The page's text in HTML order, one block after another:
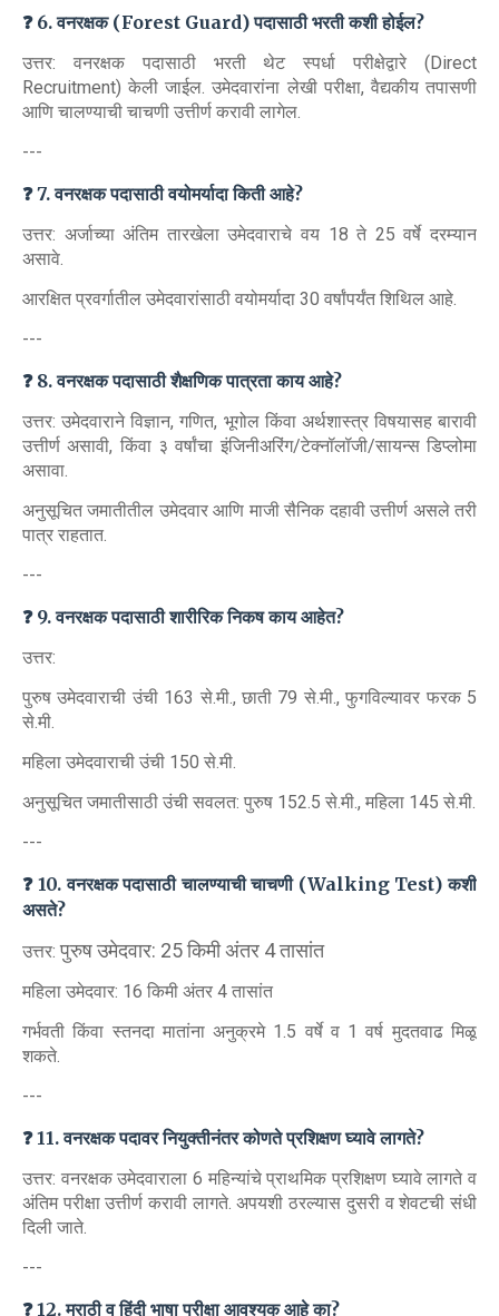
❓ 6. वनरक्षक (Forest Guard) पदासाठी भरती कशी होईल?
उत्तर: वनरक्षक पदासाठी भरती थेट स्पर्धा परीक्षेद्वारे (Direct
Recruitment) केली जाईल. उमेदवारांना लेखी परीक्षा, वैद्यकीय तपासणी
आणि चालण्याची चाचणी उत्तीर्ण करावी लागेल.
---
❓ 7. वनरक्षक पदासाठी वयोमर्यादा किती आहे?
उत्तर: अर्जाच्या अंतिम तारखेला उमेदवाराचे वय 18 ते 25 वर्षे दरम्यान
असावे.
आरक्षित प्रवर्गातील उमेदवारांसाठी वयोमर्यादा 30 वर्षांपर्यंत शिथिल आहे.
---
❓ 8. वनरक्षक पदासाठी शैक्षणिक पात्रता काय आहे?
उत्तर: उमेदवाराने विज्ञान, गणित, भूगोल किंवा अर्थशास्त्र विषयासह बारावी
उत्तीर्ण असावी, किंवा ३ वर्षांचा इंजिनीअरिंग/टेक्नॉलॉजी/सायन्स डिप्लोमा
असावा.
अनुसूचित जमातीतील उमेदवार आणि माजी सैनिक दहावी उत्तीर्ण असले तरी
पात्र राहतात.
---
❓ 9. वनरक्षक पदासाठी शारीरिक निकष काय आहेत?
उत्तर:
पुरुष उमेदवाराची उंची 163 से.मी., छाती 79 से.मी., फुगविल्यावर फरक 5
से.मी.
महिला उमेदवाराची उंची 150 से.मी.
अनुसूचित जमातीसाठी उंची सवलत: पुरुष 152.5 से.मी., महिला 145 से.मी.
---
❓ 10. वनरक्षक पदासाठी चालण्याची चाचणी (Walking Test) कशी
असते?
उत्तर:पुरुष उमेदवार: 25 किमी अंतर 4 तासांत
महिला उमेदवार: 16 किमी अंतर 4 तासांत
गर्भवती किंवा स्तनदा मातांना अनुक्रमे 1.5 वर्षे व 1 वर्ष मुदतवाढ मिळू
शकते.
---
❓ 11. वनरक्षक पदावर नियुक्तीनंतर कोणते प्रशिक्षण घ्यावे लागते?
उत्तर: वनरक्षक उमेदवाराला 6 महिन्यांचे प्राथमिक प्रशिक्षण घ्यावे लागते व
अंतिम परीक्षा उत्तीर्ण करावी लागते. अपयशी ठरल्यास दुसरी व शेवटची संधी
दिली जाते.
---
❓ 12. मराठी व हिंदी भाषा परीक्षा आवश्यक आहे का?